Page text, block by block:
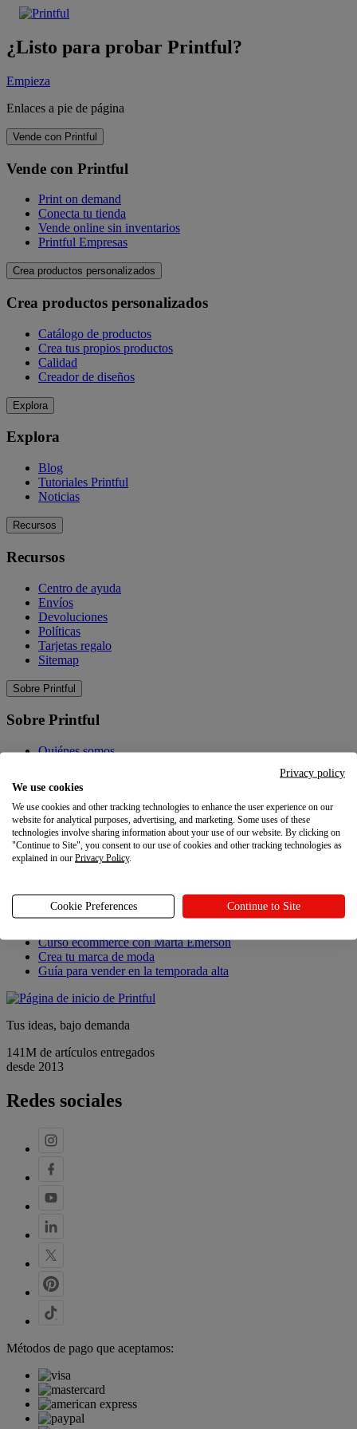
¿Listo para probar Printful?
Empieza
Enlaces a pie de página
Vende con Printful
Vende con Printful
Print on demand
Conecta tu tienda
Vende online sin inventarios
Printful Empresas
Crea productos personalizados
Crea productos personalizados
Catálogo de productos
Crea tus propios productos
Calidad
Creador de diseños
Explora
Explora
Blog
Tutoriales Printful
Noticias
Recursos
Recursos
Centro de ayuda
Envíos
Devoluciones
Políticas
Tarjetas regalo
Sitemap
Sobre Printful
Sobre Printful
Quiénes somos
Programa de afiliados
Programa de referidos
Carreras
Ajustes de privacidad
Novedades
Novedades
Curso ecommerce con Marta Emerson
Crea tu marca de moda
Guía para vender en la temporada alta
Tus ideas, bajo demanda
141M de artículos entregados
desde 2013
Redes sociales
Métodos de pago que aceptamos:
Privacy policy
We use cookies
We use cookies and other tracking technologies to enhance the user experience on our
website for analytical purposes, advertising, and marketing. Some uses of these
technologies involve sharing information about your use of our website. By clicking on
"Continue to Site", you consent to our use of cookies and other tracking technologies as
explained in our Privacy Policy.
Cookie Preferences Continue to Site